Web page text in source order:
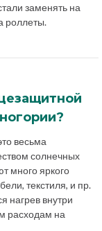
заменять на
роллеты.
весьма
солнечных
много яркого
текстиля, и пр.
нагрев внутри
расходам на